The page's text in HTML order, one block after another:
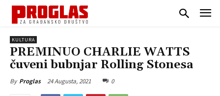
KULTURA
PREMINUO CHARLIE WATTS
čuveni bubnjar Rolling Stonesa
By Proglas 24 Augusta, 2021 0